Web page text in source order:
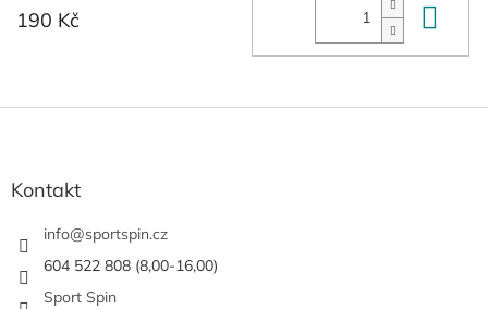
190 Kč
Z
Kontakt
info@sportspin.cz
604 522 808 (8,00-16,00)
Sport Spin